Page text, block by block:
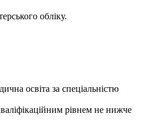
обліку.
освіта за спеціальністю
рівнем не нижче